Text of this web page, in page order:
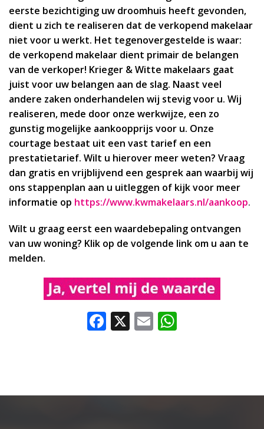
eerste bezichtiging uw droomhuis heeft gevonden,
dient u zich te realiseren dat de verkopend makelaar
niet voor u werkt. Het tegenovergestelde is waar:
de verkopend makelaar dient primair de belangen
van de verkoper! Krieger & Witte makelaars gaat
juist voor uw belangen aan de slag. Naast veel
andere zaken onderhandelen wij stevig voor u. Wij
realiseren, mede door onze werkwijze, een zo
gunstig mogelijke aankoopprijs voor u. Onze
courtage bestaat uit een vast tarief en een
prestatietarief. Wilt u hierover meer weten? Vraag
dan gratis en vrijblijvend een gesprek aan waarbij wij
ons stappenplan aan u uitleggen of kijk voor meer
informatie op https://www.kwmakelaars.nl/aankoop.
Wilt u graag eerst een waardebepaling ontvangen
van uw woning? Klik op de volgende link om u aan te
melden.
Facebook
X Email